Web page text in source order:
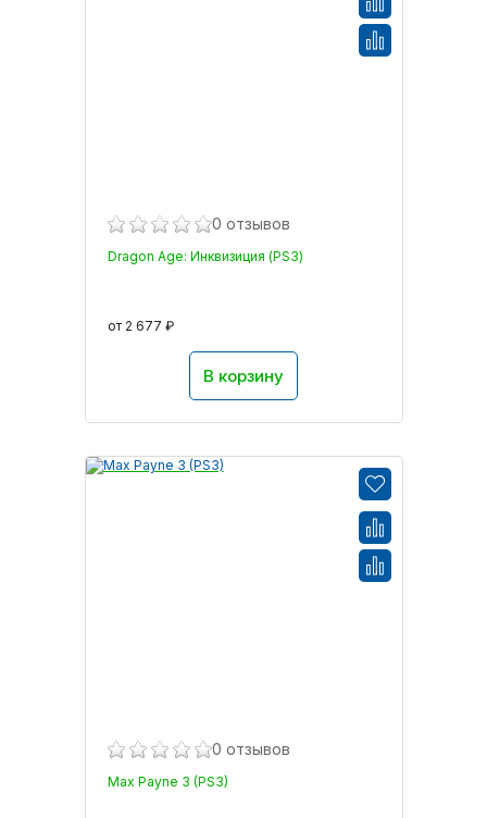
0 отзывов
Dragon Age: Инквизиция (PS3)
от 2 677 ₽
В корзину
0 отзывов
Max Payne 3 (PS3)